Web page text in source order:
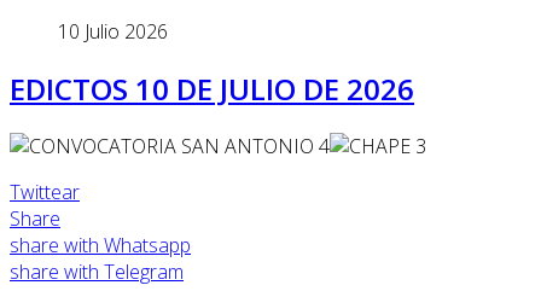
10 Julio 2026
EDICTOS 10 DE JULIO DE 2026
Twittear
Share
share with Whatsapp
share with Telegram